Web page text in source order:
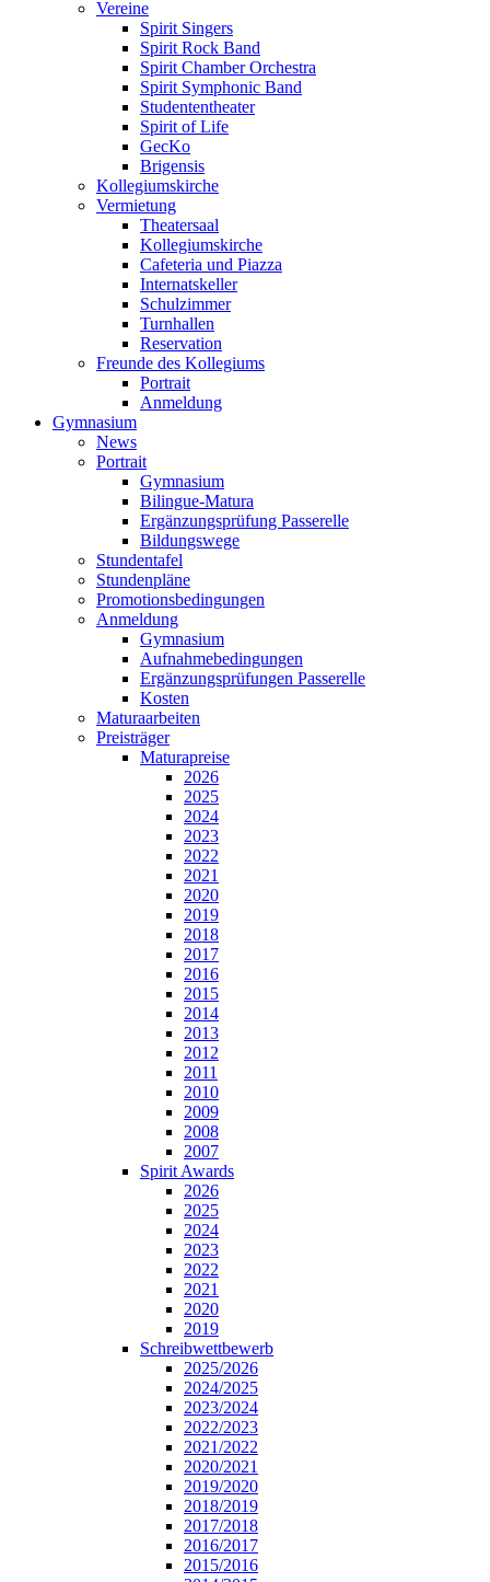
Vereine
Spirit Singers
Spirit Rock Band
Spirit Chamber Orchestra
Spirit Symphonic Band
Studententheater
Spirit of Life
GecKo
Brigensis
Kollegiumskirche
Vermietung
Theatersaal
Kollegiumskirche
Cafeteria und Piazza
Internatskeller
Schulzimmer
Turnhallen
Reservation
Freunde des Kollegiums
Portrait
Anmeldung
Gymnasium
News
Portrait
Gymnasium
Bilingue-Matura
Ergänzungsprüfung Passerelle
Bildungswege
Stundentafel
Stundenpläne
Promotionsbedingungen
Anmeldung
Gymnasium
Aufnahmebedingungen
Ergänzungsprüfungen Passerelle
Kosten
Maturaarbeiten
Preisträger
Maturapreise
2026
2025
2024
2023
2022
2021
2020
2019
2018
2017
2016
2015
2014
2013
2012
2011
2010
2009
2008
2007
Spirit Awards
2026
2025
2024
2023
2022
2021
2020
2019
Schreibwettbewerb
2025/2026
2024/2025
2023/2024
2022/2023
2021/2022
2020/2021
2019/2020
2018/2019
2017/2018
2016/2017
2015/2016